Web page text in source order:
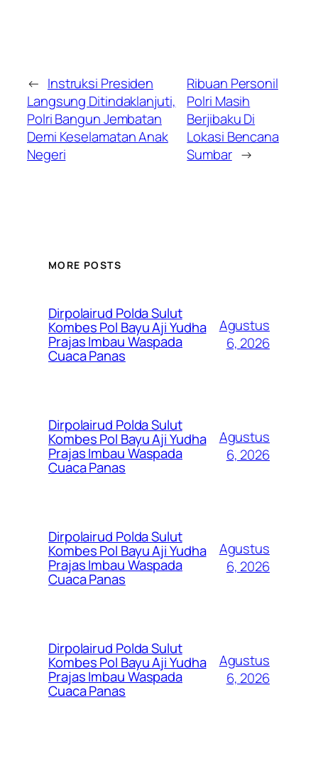
← Instruksi Presiden
Langsung Ditindaklanjuti,
Polri Bangun Jembatan
Demi Keselamatan Anak
Negeri
Ribuan Personil
Polri Masih
Berjibaku Di
Lokasi Bencana
Sumbar →
MORE POSTS
Dirpolairud Polda Sulut
Kombes Pol Bayu Aji Yudha
Prajas Imbau Waspada
Cuaca Panas
Agustus
6, 2026
Dirpolairud Polda Sulut
Kombes Pol Bayu Aji Yudha
Prajas Imbau Waspada
Cuaca Panas
Agustus
6, 2026
Dirpolairud Polda Sulut
Kombes Pol Bayu Aji Yudha
Prajas Imbau Waspada
Cuaca Panas
Agustus
6, 2026
Dirpolairud Polda Sulut
Kombes Pol Bayu Aji Yudha
Prajas Imbau Waspada
Cuaca Panas
Agustus
6, 2026